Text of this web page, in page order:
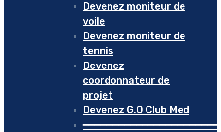
Devenez moniteur de
voile
Devenez moniteur de
tennis
Devenez
coordonnateur de
projet
Devenez G.O Club Med